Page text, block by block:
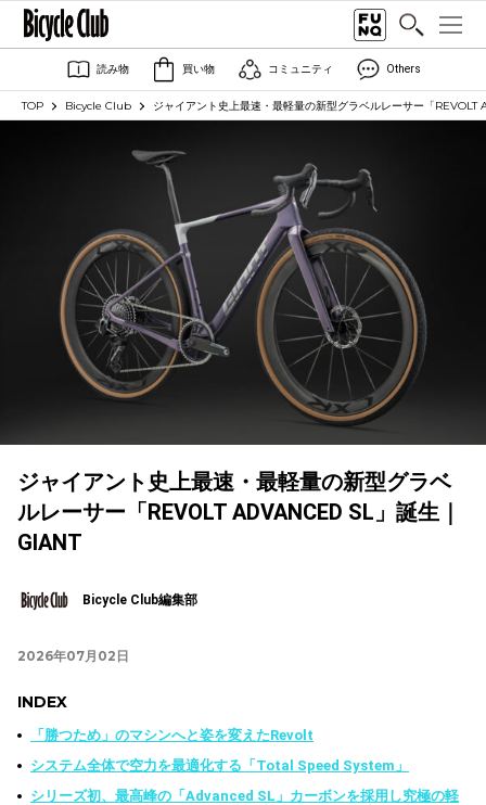
読み物 買い物 コミュニティ Others
TOP Bicycle Club ジャイアント史上最速・最軽量の新型グラベルレーサー「
ジャイアント史上最速・最軽量の新型グラベ
ルレーサー「REVOLT ADVANCED SL」誕生｜
GIANT
Bicycle Club編集部
2026年07月02日
INDEX
「勝つため」のマシンへと姿を変えたRevolt
システム全体で空力を最適化する「Total Speed System」
シリーズ初、最高峰の「Advanced SL」カーボンを採用し究極の軽